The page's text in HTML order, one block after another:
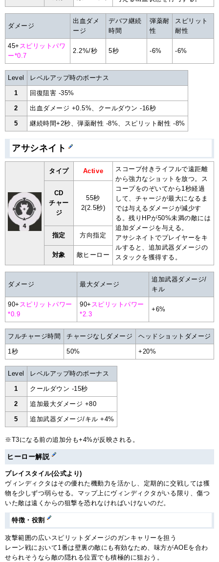
ダメージ
出血ダメ
ージ
デバフ継続
時間
弾薬耐
性
スピリット
耐性
45+ スピリットパワ
ー*0.7
2.2%/秒 5秒 -6% -6%
Level レベルアップ時のボーナス
1 回復阻害 -35%
2 出血ダメージ +0.5%、クールダウン -16秒
5 継続時間+2秒、弾薬耐性 -8%、スピリット耐性 -8%
アサシネイト
タイプ Active
スコープ付きライフルで遠距離
から強力なショットを放つ。ス
コープをのぞいてから1秒経過
して、チャージが最大になるま
では与えるダメージが減少す
る。残りHPが50%未満の敵には
追加ダメージを与える。
アサシネイトでプレイヤーをキ
ルすると、追加武器ダメージの
スタックを獲得する。
CD
チャー
ジ
55秒
2(2.5秒)
指定 方向指定
対象 敵ヒーロー
ダメージ 最大ダメージ
追加武器ダメージ/
キル
90+ スピリットパワー
*0.9
90+ スピリットパワー
*2.3
+6%
フルチャージ時間 チャージなしダメージ ヘッドショットダメージ
1秒 50% +20%
Level レベルアップ時のボーナス
1 クールダウン -15秒
2 追加最大ダメージ +80
5 追加武器ダメージ/キル +4%
※T3になる前の追加分も+4%が反映される。
ヒーロー解説
プレイスタイル(公式より)
ヴィンディクタはその優れた機動力を活かし、定期的に交戦しては獲
物を少しずつ弱らせる。マップ上にヴィンディクタがいる限り、傷つ
いた敵は遠くからの狙撃を恐れなければいけないのだ。
特徴・役割
攻撃範囲の広いスピリットダメージのガンキャリーを担う
レーン戦において1番は壁裏の敵にも有効なため、味方がAOEを合わ
せられそうなら敵の隠れる位置でも積極的に狙おう。